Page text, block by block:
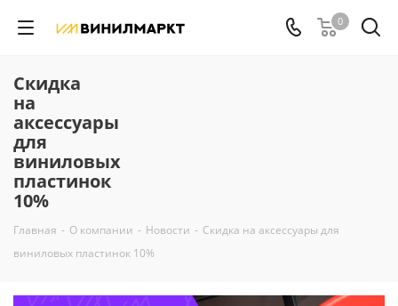
0
Скидка
на
аксессуары
для
виниловых
пластинок
10%
Главная - О компании - Новости - Скидка на аксессуары для
виниловых пластинок 10%